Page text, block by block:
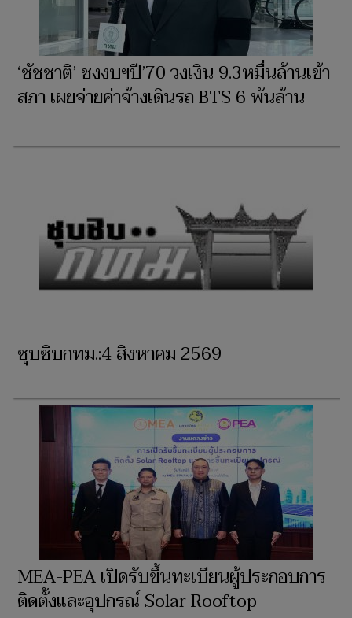
‘ชัชชาติ’ ชงงบฯปี’70 วงเงิน 9.3หมื่นล้านเข้า
สภา เผยจ่ายค่าจ้างเดินรถ BTS 6 พันล้าน
ซุบซิบกทม.:4 สิงหาคม 2569
MEA-PEA เปิดรับขึ้นทะเบียนผู้ประกอบการ
ติดตั้งและอุปกรณ์ Solar Rooftop